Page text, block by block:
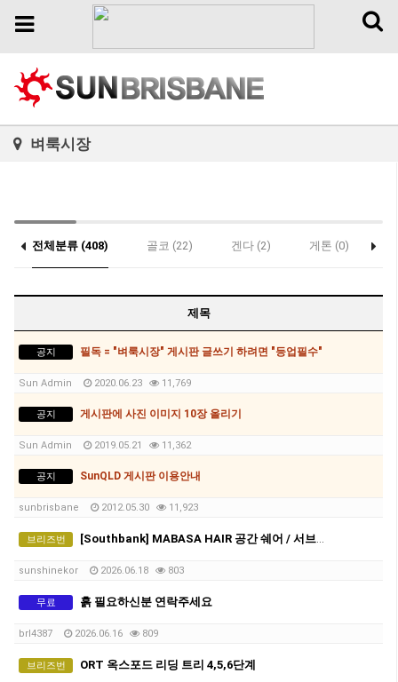
Toggle
Toggle
벼룩시장
전체분류 (408) 골코 (22) 겐다 (2) 게톤 (0)
제목
공지 필독 = "벼룩시장" 게시판 글쓰기 하려면 "등업필수"
Sun Admin 2020.06.23 11,769
공지 게시판에 사진 이미지 10장 올리기
Sun Admin 2019.05.21 11,362
공지 SunQLD 게시판 이용안내
sunbrisbane 2012.05.30 11,923
브리즈번 [Southbank] MABASA HAIR 공간 쉐어 / 서브리스(Sub-lease) 파트너를 모십니다!
sunshinekor 2026.06.18 803
무료 흙 필요하신분 연락주세요
brl4387 2026.06.16 809
브리즈번 ORT 옥스포드 리딩 트리 4,5,6단계